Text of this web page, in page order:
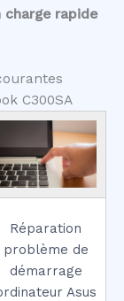
charge rapide
C300SA
Réparation
problème de
démarrage
Asus